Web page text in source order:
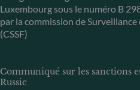
Luxembourg sous le numéro B
par la commission de
(CSSF)
Communiqué sur les sanctions
Russie